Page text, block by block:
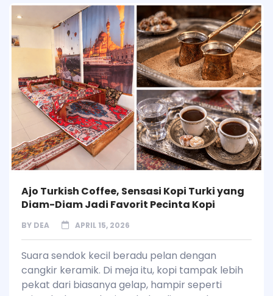
Ajo Turkish Coffee, Sensasi Kopi Turki yang
Diam-Diam Jadi Favorit Pecinta Kopi
BY DEA APRIL 15, 2026
Suara sendok kecil beradu pelan dengan
cangkir keramik. Di meja itu, kopi tampak lebih
pekat dari biasanya gelap, hampir seperti